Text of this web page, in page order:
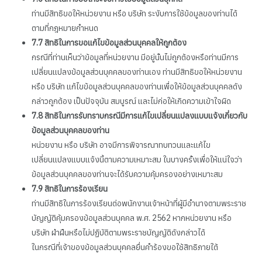
ท่านมีสิทธิขอให้หน่วยงาน หรือ บริษัท ระงับการใช้ข้อมูลของท่านได้
ตามที่กฎหมายกำหนด
7.7 สิทธิในการขอแก้ไขข้อมูลส่วนบุคคลให้ถูกต้อง
กรณีที่ท่านเห็นว่าข้อมูลที่หน่วยงาน มีอยู่นั้นไม่ถูกต้องหรือท่านมีการ
เปลี่ยนแปลงข้อมูลส่วนบุคคลของท่านเอง ท่านมีสิทธิขอให้หน่วยงาน
หรือ บริษัท แก้ไขข้อมูลส่วนบุคคลของท่านเพื่อให้ข้อมูลส่วนบุคคลดัง
กล่าวถูกต้อง เป็นปัจจุบัน สมบูรณ์ และไม่ก่อให้เกิดความเข้าใจผิด
7.8สิทธิในการรับทราบกรณีมีการแก้ไขเปลี่ยนแปลงแบบแจ้งเกี่ยวกับ
ข้อมูลส่วนบุคคลของท่าน
หน่วยงาน หรือ บริษัท อาจมีการพิจารณาทบทวนและแก้ไข
เปลี่ยนแปลงแบบแจ้งนี้ตามความเหมาะสม ในบางครั้งเพื่อให้แน่ใจว่า
ข้อมูลส่วนบุคคลของท่านจะได้รับความคุ้มครองอย่างเหมาะสม
7.9 สิทธิในการร้องเรียน
ท่านมีสิทธิในการร้องเรียนต่อพนักงานเจ้าหน้าที่ผู้มีอำนาจตามพระราช
บัญญัติคุ้มครองข้อมูลส่วนบุคคล พ.ศ. 2562 หากหน่วยงาน หรือ
บริษัท ฝ่าฝืนหรือไม่ปฏิบัติตามพระราชบัญญัติดังกล่าวได้
ในกรณีที่เจ้าของข้อมูลส่วนบุคคลยื่นคำร้องขอใช้สิทธิภายใต้